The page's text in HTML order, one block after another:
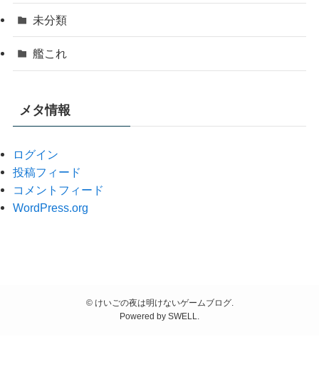
未分類
艦これ
メタ情報
ログイン
投稿フィード
コメントフィード
WordPress.org
©けいごの夜は明けないゲームブログ.
Powered by SWELL.